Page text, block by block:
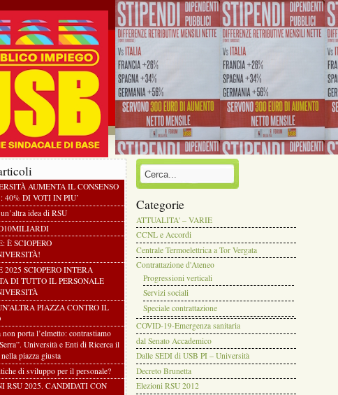
AUMENTA IL CONSENSO
40% DI VOTI IN PIU’
idea di RSU
È SCIOPERO
2025 SCIOPERO INTERA
DI TUTTO IL PERSONALE
PIAZZA CONTRO IL
non porta l’elmetto: contrastiamo
Università e Enti di Ricerca il
piazza giusta
di sviluppo per il personale?
RSU 2025. CANDIDATI CON
Categorie
ATTUALITA' – VARIE
CCNL e Accordi
Centrale Termoelettrica a Tor Vergata
Contrattazione d'Ateneo
Progressioni verticali
Servizi sociali
Speciale contrattazione
COVID-19-Emergenza sanitaria
dal Senato Accademico
Dalle SEDI di USB PI – Università
Decreto Brunetta
Elezioni RSU 2012